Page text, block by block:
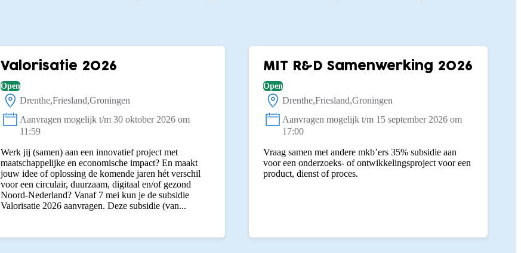
Valorisatie 2026
Open
Locatie:
Drenthe Friesland Groningen
Status:
Aanvragen mogelijk t/m 30 oktober 2026 om
11:59
Werk jij (samen) aan een innovatief project met
maatschappelijke en economische impact? En maakt
jouw idee of oplossing de komende jaren hét verschil
voor een circulair, duurzaam, digitaal en/of gezond
Noord-Nederland? Vanaf 7 mei kun je de subsidie
Valorisatie 2026 aanvragen. Deze subsidie (van...
MIT R&D Samenwerking 2026
Open
Locatie:
Drenthe Friesland Groningen
Status:
Aanvragen mogelijk t/m 15 september 2026 om
17:00
Vraag samen met andere mkb’ers 35% subsidie aan
voor een onderzoeks- of ontwikkelingsproject voor een
product, dienst of proces.